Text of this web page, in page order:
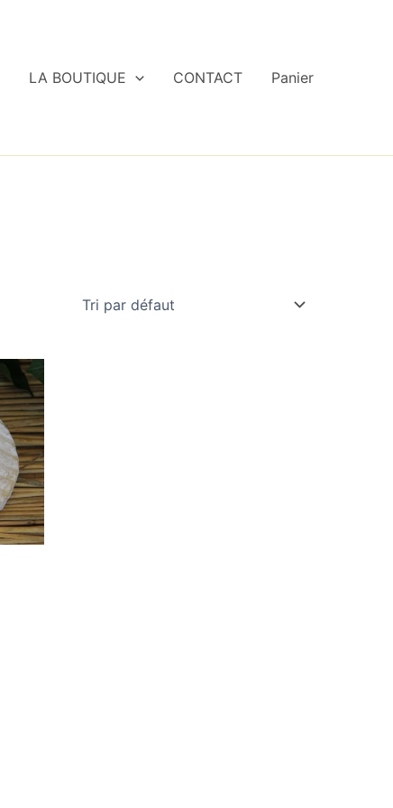
LA BOUTIQUE CONTACT Panier